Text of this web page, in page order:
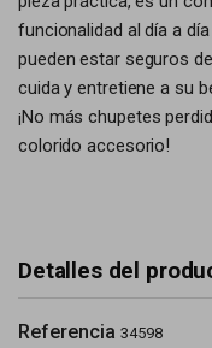
funcionalidad al día a
pueden estar seguros
cuida y entretiene a su
¡No más chupetes
colorido accesorio!
Detalles del
Referencia 34598